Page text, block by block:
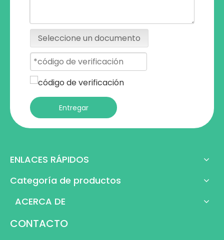
Seleccione un documento
Entregar
ENLACES RÁPIDOS
Categoría de productos
ACERCA DE
CONTACTO